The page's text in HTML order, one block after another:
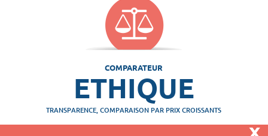
x
COMPARATEUR
ETHIQUE
TRANSPARENCE, COMPARAISON PAR PRIX CROISSANTS